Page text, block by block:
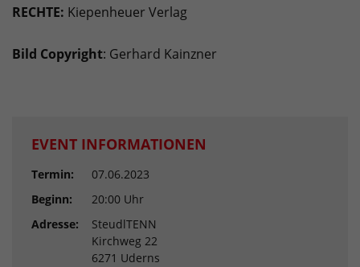
RECHTE: Kiepenheuer Verlag
Bild Copyright: Gerhard Kainzner
EVENT INFORMATIONEN
Termin:
07.06.2023
Beginn:
20:00 Uhr
Adresse:
SteudlTENN
Kirchweg 22
6271 Uderns